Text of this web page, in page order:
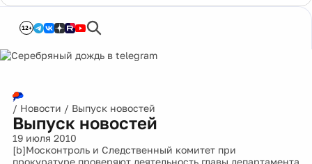
12+
/ Новости / Выпуск новостей
Выпуск новостей
19 июля 2010
[b]Москонтроль и Следственный комитет при